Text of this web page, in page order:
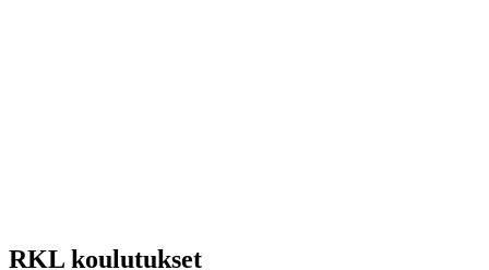
RKL koulutukset